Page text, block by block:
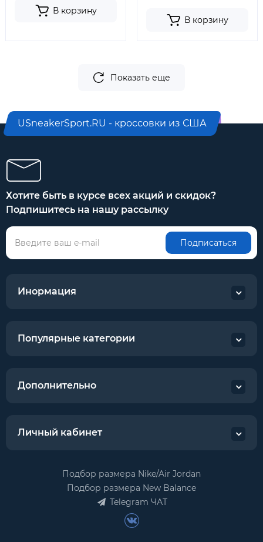
В корзину
В корзину
Показать еще
USneakerSport.RU - кроссовки из США
Хотите быть в курсе всех акций и скидок?
Подпишитесь на нашу рассылку
Подписаться
Инормация
Популярные категории
Дополнительно
Личный кабинет
Подбор размера Nike/Air Jordan
Подбор размера New Balance
Telegram ЧАТ